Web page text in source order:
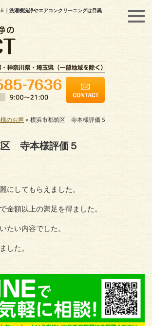
｜洗濯機洗浄やエアコンクリーニングは目黒
のお声 » 横浜市都筑区 寺本様評価５
寺本様評価５
にしてもらえました。
金額以上の満足を得ました。
たい内容でした。
した。